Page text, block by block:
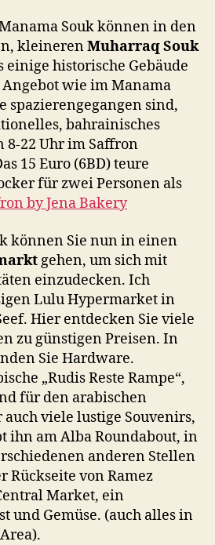
Souk können in den
kleinerenMuharraq Souk
einige historische Gebäude
wie im Manama
spazierengegangen sind,
bahrainisches
8-22 Uhr im Saffron
15 Euro (6BD) teure
für zwei Personen als
by Jena Bakery
können Sie nun in einen
gehen, um sich mit
einzudecken. Ich
Lulu Hypermarket in
Hier entdecken Sie viele
zu günstigen Preisen. In
Sie Hardware.
„Rudis Reste Rampe“,
für den arabischen
auch viele lustige Souvenirs,
ihn am Alba Roundabout, in
anderen Stellen
Rückseite von Ramez
Market, ein
und Gemüse. (auch alles in